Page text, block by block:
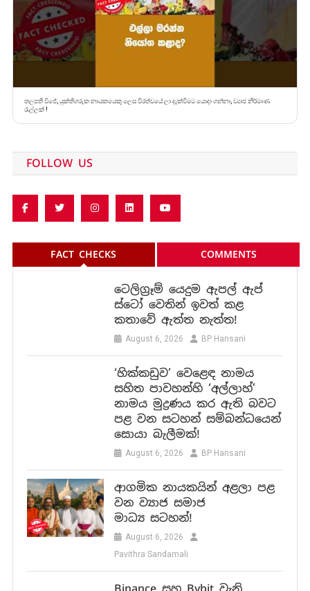
තලපති විජේ, යුක්තිගරුක නායකයෙකු ලෙස වීරත්වයේ ලා දැක්වීමට යොදා ගන්නා, ව්‍යාජ නිර්මාණ
රැල්ලක් !
FOLLOW US
FACT CHECKS COMMENTS
ටෙලිග්‍රෑම් යෙදුම ඇපල් ඇප්
ස්ටෝ වෙතින් ඉවත් කළ
කතාවේ ඇත්ත නැත්ත!
August 6, 2026 BP Hansani
‘හික්කඩුව’ වෙළෙඳ නාමය
සහිත පාවහන්හි ‘අල්ලාහ්’
නාමය මුද්‍රණය කර ඇති බවට
පළ වන සටහන් සම්බන්ධයෙන්
සොයා බැලීමක්!
August 6, 2026 BP Hansani
ආගමික නායකයින් අළලා පළ
වන ව්‍යාජ සමාජ
මාධ්‍ය සටහන්!
August 6, 2026
Pavithra Sandamali